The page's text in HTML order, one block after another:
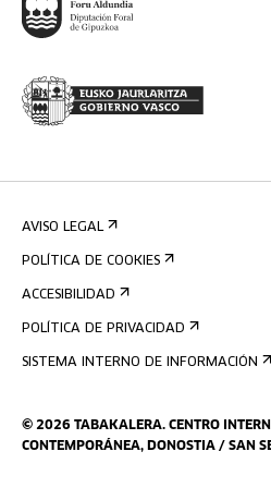
© 2026 TABAKALERA. CENTRO
CONTEMPORÁNEA, DONOSTIA / SAN
AVISO LEGAL
POLÍTICA DE COOKIES
ACCESIBILIDAD
POLÍTICA DE PRIVACIDAD
SISTEMA INTERNO DE INFORMACIÓN